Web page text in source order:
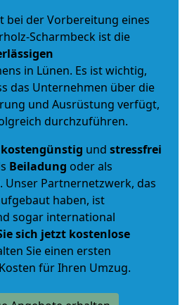
bei der Vorbereitung eines
Scharmbeck ist die
in Lünen. Es ist wichtig,
das Unternehmen über die
und Ausrüstung verfügt,
durchzuführen.
kostengünstig und stressfrei
Beiladung oder als
. Unser Partnernetzwerk, das
haben, ist
sogar international
sich jetzt kostenlose
Sie einen ersten
für Ihren Umzug.